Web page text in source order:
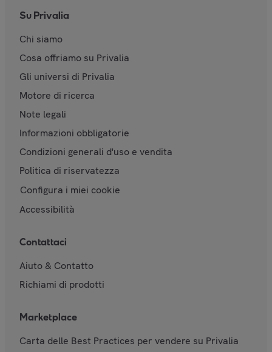
Su Privalia
Chi siamo
Cosa offriamo su Privalia
Gli universi di Privalia
Motore di ricerca
Note legali
Informazioni obbligatorie
Condizioni generali d'uso e vendita
Politica di riservatezza
Configura i miei cookie
Accessibilità
Contattaci
Aiuto & Contatto
Richiami di prodotti
Marketplace
Carta delle Best Practices per vendere su Privalia